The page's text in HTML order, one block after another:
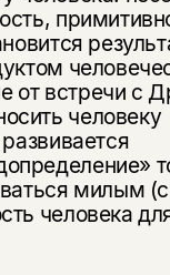
от встречи с
человеку
милым
человека